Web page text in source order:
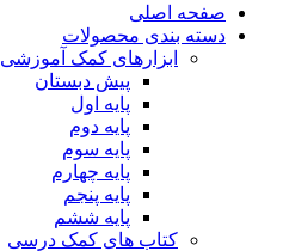
صفحه اصلی
دسته بندی محصولات
ابزارهای کمک آموزشی
پیش دبستان
پایه اول
پایه دوم
پایه سوم
پایه چهارم
پايه پنجم
پایه ششم
کتاب های کمک درسی